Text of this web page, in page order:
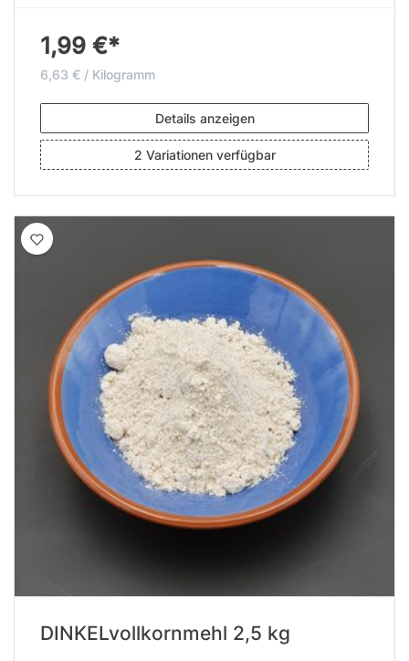
1,99 €*
6,63 € / Kilogramm
Details anzeigen
2 Variationen verfügbar
DINKELvollkornmehl 2,5 kg